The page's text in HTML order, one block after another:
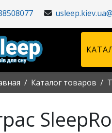
Каталог товаров